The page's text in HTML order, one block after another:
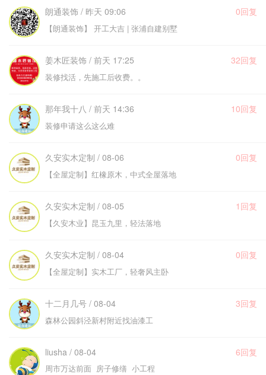
朗通装饰 / 昨天 09:06 0回复
【朗通装饰】 开工大吉 | 张浦自建别墅
姜木匠装饰 / 前天 17:25 32回复
装修找活，先施工后收费。。
那年我十八 / 前天 14:36 10回复
装修申请这么这么难
久安实木定制 / 08-06 0回复
【全屋定制】红橡原木，中式全屋落地
久安实木定制 / 08-05 1回复
【久安木业】昆玉九里，轻法落地
久安实木定制 / 08-04 0回复
【全屋定制】实木工厂，轻奢风主卧
十二月几号 / 08-04 3回复
森林公园斜泾新村附近找油漆工
liusha / 08-04 6回复
周市万达前面 房子修缮 小工程